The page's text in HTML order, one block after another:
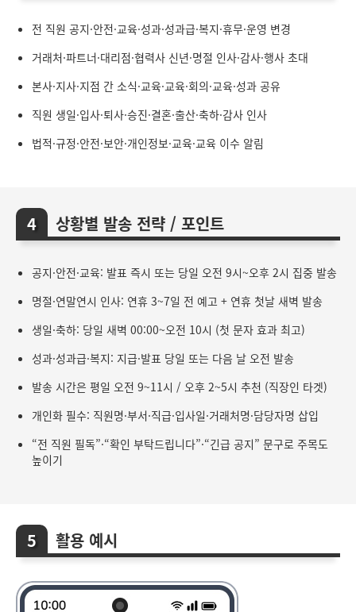
전 직원 공지·안전·교육·성과·성과급·복지·휴무·운영 변경
거래처·파트너·대리점·협력사 신년·명절 인사·감사·행사 초대
본사·지사·지점 간 소식·교육·교육·회의·교육·성과 공유
직원 생일·입사·퇴사·승진·결혼·출산·축하·감사 인사
법적·규정·안전·보안·개인정보·교육·교육 이수 알림
상황별 발송 전략 / 포인트
공지·안전·교육: 발표 즉시 또는 당일 오전 9시~오후 2시 집중 발송
명절·연말연시 인사: 연휴 3~7일 전 예고 + 연휴 첫날 새벽 발송
생일·축하: 당일 새벽 00:00~오전 10시 (첫 문자 효과 최고)
성과·성과급·복지: 지급·발표 당일 또는 다음 날 오전 발송
발송 시간은 평일 오전 9~11시 / 오후 2~5시 추천 (직장인 타겟)
개인화 필수: 직원명·부서·직급·입사일·거래처명·담당자명 삽입
“전 직원 필독”·“확인 부탁드립니다”·“긴급 공지” 문구로 주목도
높이기
활용 예시